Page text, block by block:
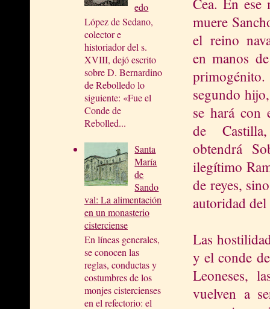
edo
López de Sedano,
colector e
historiador del s.
XVIII, dejó escrito
sobre D. Bernardino
de Rebolledo lo
siguiente: «Fue el
Conde de
Rebolled...
Santa
María
de
Sando
val: La alimentación
en un monasterio
cisterciense
En líneas generales,
se conocen las
reglas, conductas y
costumbres de los
monjes cistercienses
en el refectorio: el
muere
el reino
en manos
segundo
se hará con
de
obtendrá
ilegítimo
de reyes,
autoridad
Las
y el conde
Leoneses,
vuelven a